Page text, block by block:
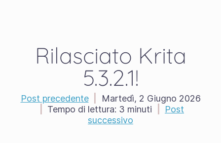
Rilasciato Krita
5.3.2.1!
Post precedente
Martedì, 2 Giugno 2026
Tempo di lettura: 3 minuti
Post
successivo